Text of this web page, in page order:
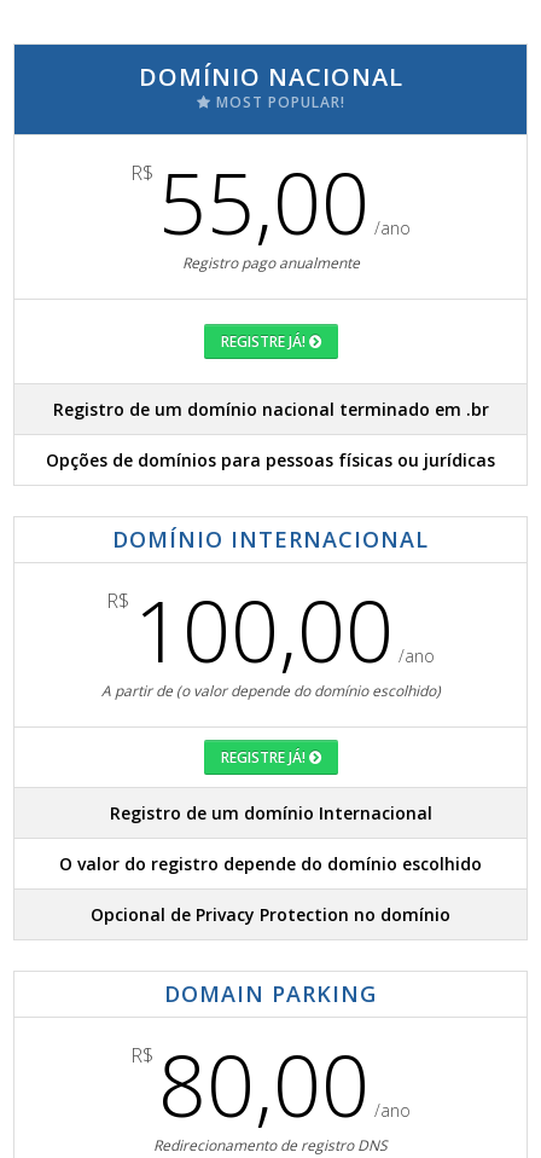
DOMÍNIO NACIONAL
MOST POPULAR!
R$ 55,00 /ano
Registro pago anualmente
REGISTRE JÁ!
Registro de um domínio nacional terminado em .br
Opções de domínios para pessoas físicas ou jurídicas
DOMÍNIO INTERNACIONAL
R$ 100,00 /ano
A partir de (o valor depende do domínio escolhido)
REGISTRE JÁ!
Registro de um domínio Internacional
O valor do registro depende do domínio escolhido
Opcional de Privacy Protection no domínio
DOMAIN PARKING
R$ 80,00 /ano
Redirecionamento de registro DNS